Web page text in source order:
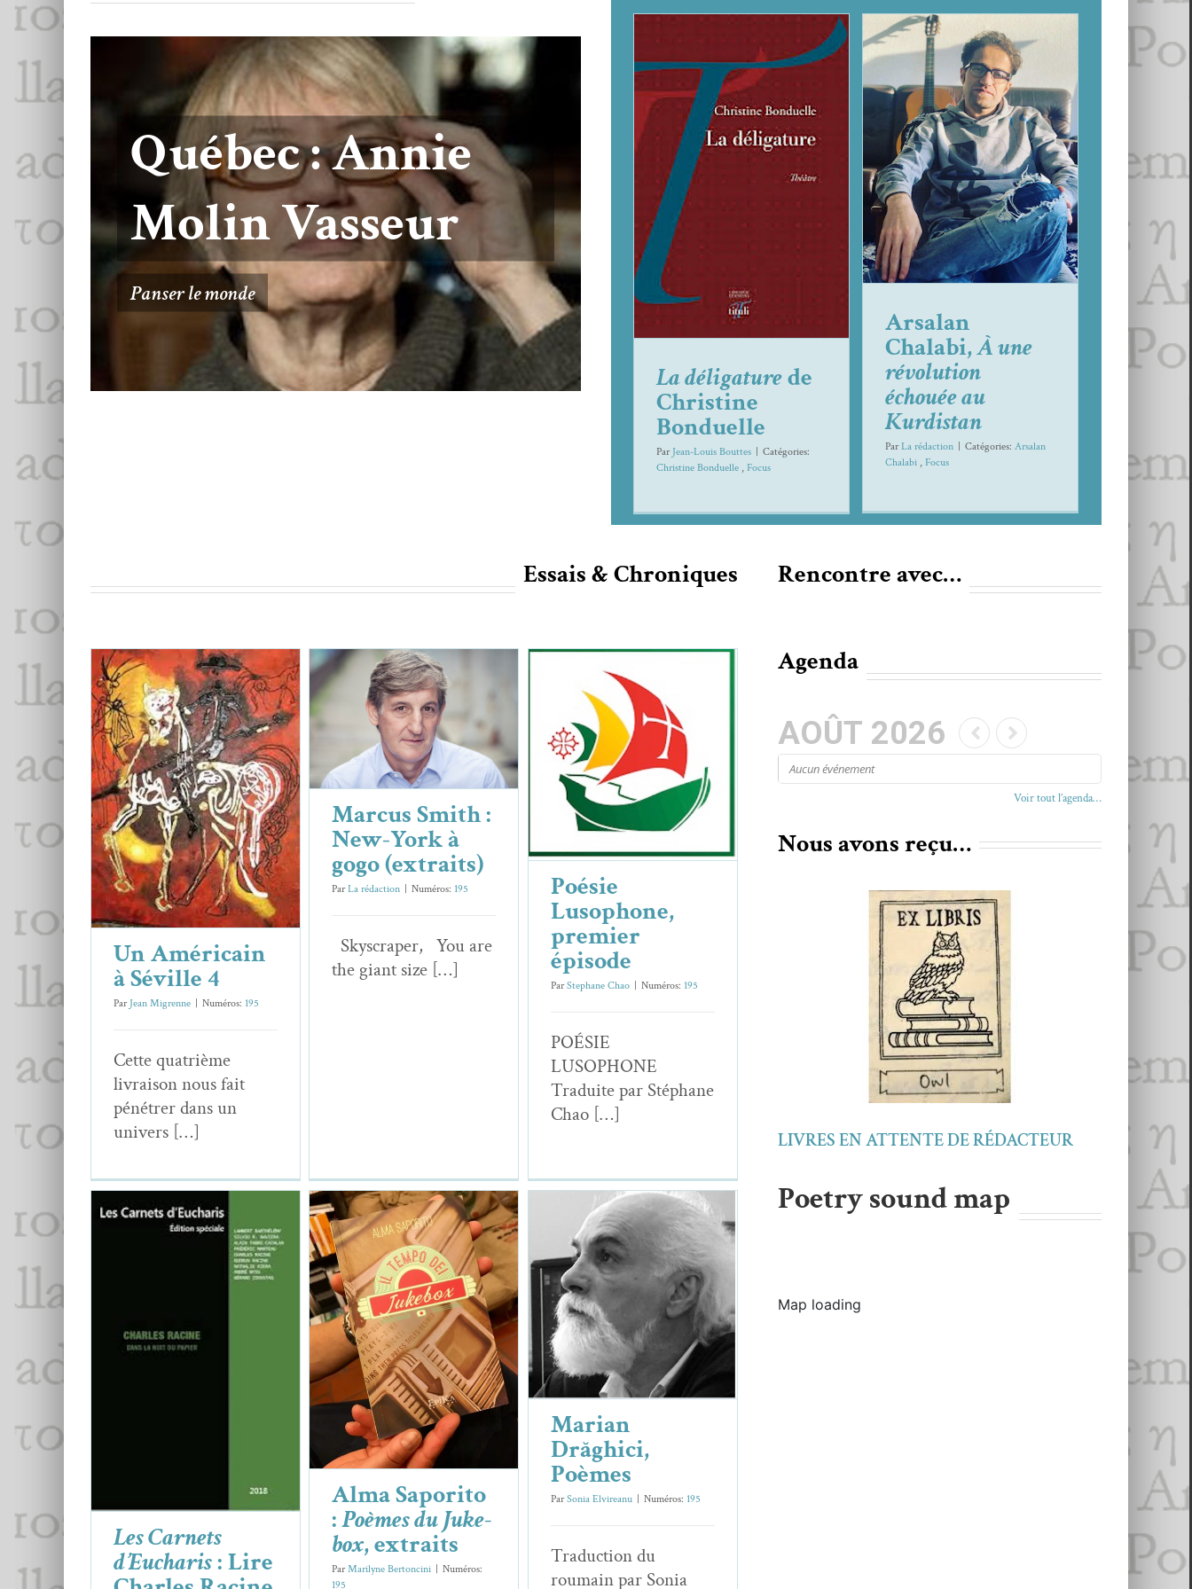
Dominique
Ottavi
En passantetA deux mains, demain
La déligature de
Christine Bonduelle
Chris­tine Bon­du­elle
La déligaturede
Christine
Bonduelle
Par Jean-Louis Bouttes
Caté­gories:
Chris­tine Bon­du­elle ,Focus
Arsalan Chalabi,À une
révolution échouée au
Kurdistan
Arsalan Cha­l­abi Focus
Arsalan
Chalabi,À une
révolution
échouée au
Kurdistan
ParLa rédaction Caté­gories: Arsalan
Cha­l­abi ,Focus
Essais & Chroniques
Un Américain à Séville
4
Essais & Chroniques
Un Américain
à Séville 4
Par Jean Migrenne | Numéros: 195
Cette qua­trième
livrai­son nous fait
pénétr­er dans un
univers […]
Marcus Smith : New-
York à gogo (extraits)
Essais & Chroniques Mar­cus Smith
Marcus Smith :
New-York à
gogo (extraits)
ParLa rédaction | Numéros: 195
Sky­scraper, You are
the giant size […]
Poésie Lusophone,
premier épisode
Essais & Chroniques Nil­ton Resende
Regi­na Alon­so
Tereza Du’Zai
Poésie
Lusophone,
premier
épisode
ParStephane Chao Numéros: 195
POÉSIE
LUSOPHONE
Traduite par Stéphane
Chao […]
Les Carnets d’Eucharis
Les Carnets
d’Eucharis: Lire
Alma Saporito :Poèmes
du Juke-box, extraits
Alma Sapor­i­to Essais & Chroniques
Alma Saporito
:Poèmes du Juke-
box, extraits
ParMarilyne Bertoncini
Numéros:
195
Marian Drăghici,
Poèmes
Essais & Chroniques Mar­i­an Drăghici
Marian
Drăghici,
Poèmes
ParSonia Elvireanu Numéros: 195
Tra­duc­tion du
roumain par Sonia
Rencontre avec…
Agenda
AOÛT 2026
Aucun événe­ment
Voir tout l’agenda…
Nous avons reçu…
LIVRES EN ATTENTE DE RÉDACTEUR
Poetry sound map